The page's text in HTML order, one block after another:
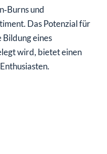
und
Das Potenzial für
Bildung eines
wird, bietet einen